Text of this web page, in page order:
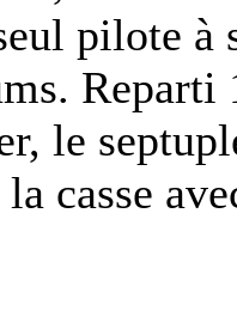
pilote à
Reparti
le
casse